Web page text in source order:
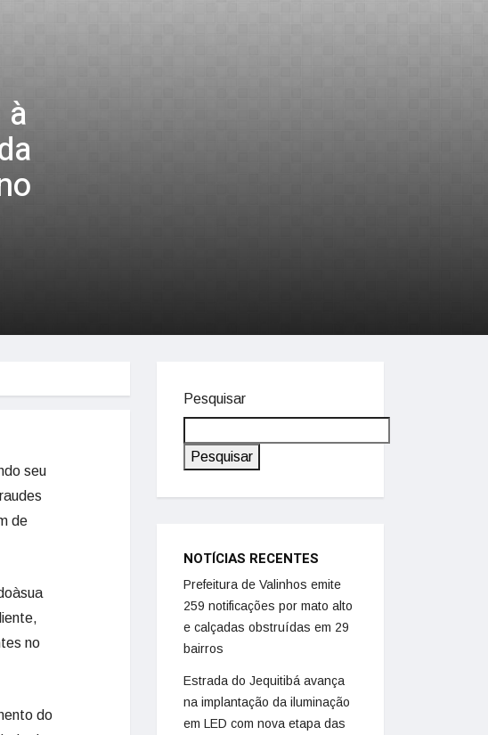
seu
de
no
do
Pesquisar
Pesquisar
NOTÍCIAS RECENTES
Prefeitura de Valinhos emite
259 notificações por mato alto
e calçadas obstruídas em 29
bairros
Estrada do Jequitibá avança
na implantação da iluminação
em LED com nova etapa das